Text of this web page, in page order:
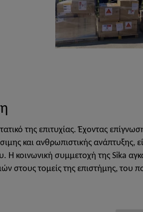
της επιτυχίας. Έχοντας
και ανθρωπιστικής ανάπτυξης,
Η κοινωνική συμμετοχή της Sika
στους τομείς της επιστήμης, του